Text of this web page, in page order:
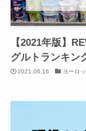
【2021年版】
グルトランキン
2021.06.16 ヨーロ